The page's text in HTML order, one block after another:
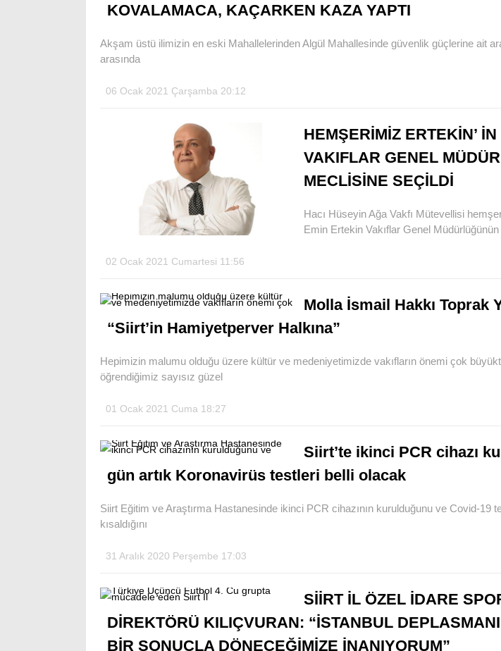
KOVALAMACA, KAÇARKEN KAZA YAPTI
Akşam üstü ilimizin en eski Mahallelerinden Algül Mahallesinde güvenlik güçlerine ait
arasında
06 Ocak 2021 Çarşamba 20:12
HEMŞERİMİZ ERTEKİN’
VAKIFLAR GENEL
MECLİSİNE SEÇİLDİ
Hacı Hüseyin Ağa Vakfı Mütevellisi
Emin Ertekin Vakıflar Genel
02 Ocak 2021 Cumartesi 11:56
Molla İsmail Hakkı Toprak
“Siirt’in Hamiyetperver Halkına”
Hepimizin malumu olduğu üzere kültür ve medeniyetimizde vakıfların önemi çok
öğrendiğimiz sayısız güzel
01 Ocak 2021 Cuma 18:27
Siirt’te ikinci PCR cihazı
gün artık Koronavirüs testleri belli olacak
Siirt Eğitim ve Araştırma Hastanesinde ikinci PCR cihazının kurulduğunu ve Covid-19
kısaldığını
31 Aralık 2020 Perşembe 17:03
SİİRT İL ÖZEL İDARE
DİREKTÖRÜ KILIÇVURAN: “İSTANBUL
BİR SONUÇLA DÖNECEĞİMİZE İNANIYORUM”